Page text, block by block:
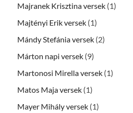
Majranek Krisztina versek (1)
Majtényi Erik versek (1)
Mándy Stefánia versek (2)
Márton napi versek (9)
Martonosi Mirella versek (1)
Matos Maja versek (1)
Mayer Mihály versek (1)